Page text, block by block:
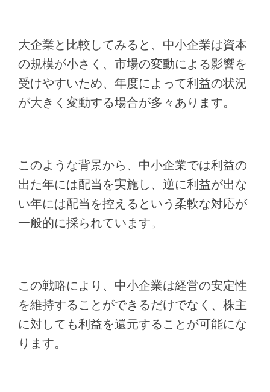
大企業と比較してみると、中小企業は資本
の規模が小さく、市場の変動による影響を
受けやすいため、年度によって利益の状況
が大きく変動する場合が多々あります。
このような背景から、中小企業では利益の
出た年には配当を実施し、逆に利益が出な
い年には配当を控えるという柔軟な対応が
一般的に採られています。
この戦略により、中小企業は経営の安定性
を維持することができるだけでなく、株主
に対しても利益を還元することが可能にな
ります。